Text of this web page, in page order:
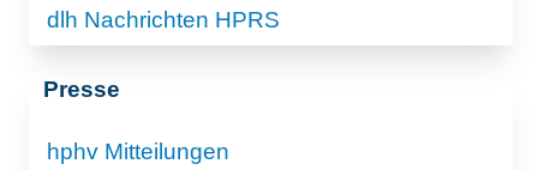
dlh Nachrichten HPRS
Presse
hphv Mitteilungen